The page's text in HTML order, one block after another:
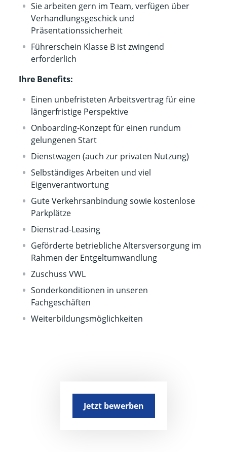
Sie arbeiten gern im Team, verfügen über
Verhandlungsgeschick und
Präsentationssicherheit
Führerschein Klasse B ist zwingend
erforderlich
Ihre Benefits:
Einen unbefristeten Arbeitsvertrag für eine
längerfristige Perspektive
Onboarding-Konzept für einen rundum
gelungenen Start
Dienstwagen (auch zur privaten Nutzung)
Selbständiges Arbeiten und viel
Eigenverantwortung
Gute Verkehrsanbindung sowie kostenlose
Parkplätze
Dienstrad-Leasing
Geförderte betriebliche Altersversorgung im
Rahmen der Entgeltumwandlung
Zuschuss VWL
Sonderkonditionen in unseren
Fachgeschäften
Weiterbildungsmöglichkeiten
Jetzt bewerben